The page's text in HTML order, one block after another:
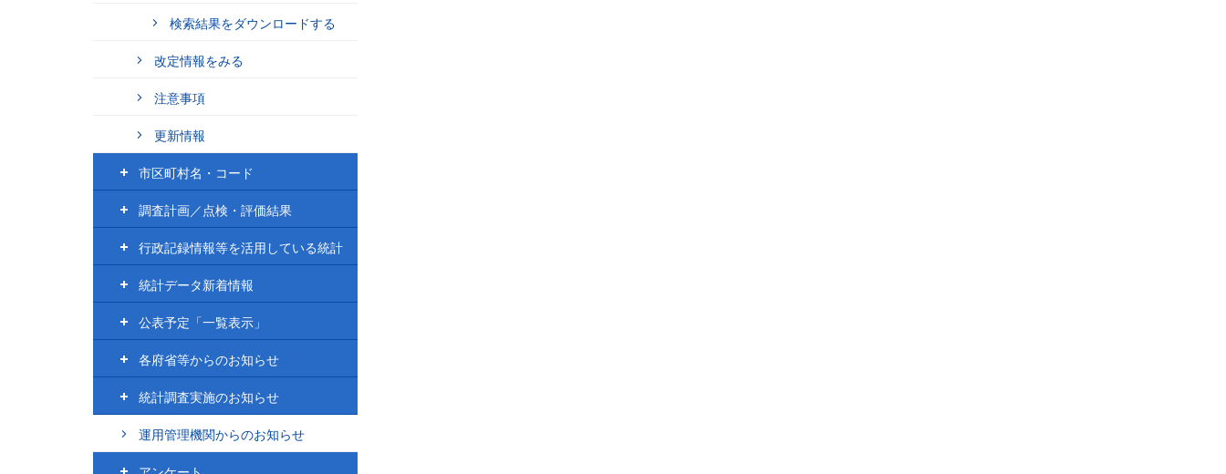
検索結果をダウンロードする
改定情報をみる
注意事項
更新情報
市区町村名・コード
調査計画／点検・評価結果
行政記録情報等を活用している統計
統計データ新着情報
公表予定「一覧表示」
各府省等からのお知らせ
統計調査実施のお知らせ
運用管理機関からのお知らせ